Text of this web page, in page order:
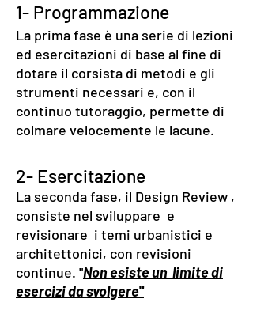
1- Programmazione
La prima fase è una serie di lezioni
ed esercitazioni di base al fine di
dotare il corsista di metodi e gli
strumenti necessari e, con il
continuo tutoraggio, permette di
colmare velocemente le lacune.
2- Esercitazione
La seconda fase, il Design Review ,
consiste nel sviluppare e
revisionare i temi urbanistici e
architettonici, con revisioni
continue. "Non esiste un limite di
esercizi da svolgere"